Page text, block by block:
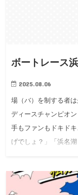
ボートレース
2025.08.06
場（バ）を制する者
ディースチャンピオ
手もファンもドキド
げでしょ？」「浜名